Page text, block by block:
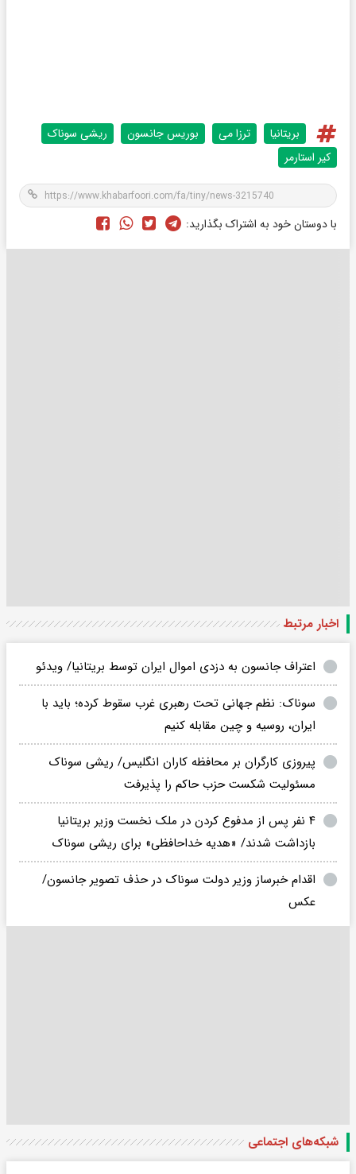
بریتانیا ترزا می بوریس جانسون
ریشی سوناک
کیر استارمر
با دوستان خود به اشتراک بگذارید:
اخبار مرتبط
اعتراف جانسون به دزدی اموال ایران توسط بریتانیا/ ویدئو
سوناک: نظم جهانی تحت رهبری غرب سقوط کرده؛ باید با
ایران، روسیه و چین مقابله کنیم
پیروزی کارگران بر محافظه کاران انگلیس/ ریشی سوناک
مسئولیت شکست حزب حاکم را پذیرفت
۴ نفر پس از مدفوع کردن در ملک نخست وزیر بریتانیا
بازداشت شدند/ «هدیه خداحافظی» برای ریشی سوناک
اقدام خبرساز وزیر دولت سوناک در حذف تصویر جانسون/
عکس
شبکه‌های اجتماعی